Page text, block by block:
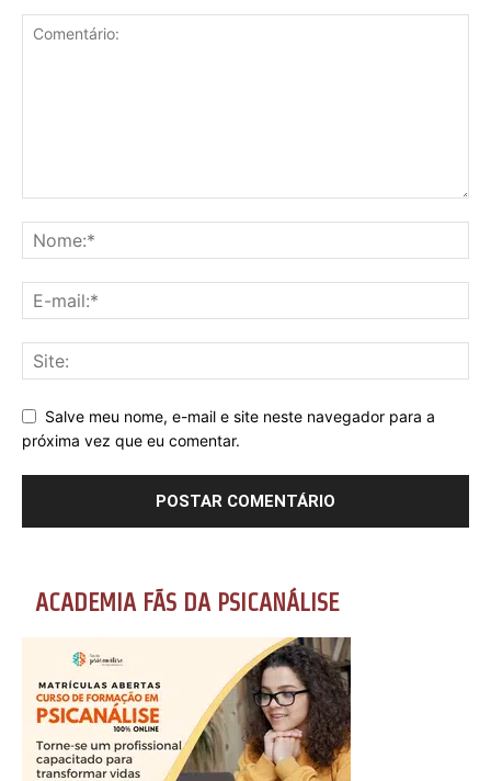
Salve meu nome, e-mail e site neste navegador para a
próxima vez que eu comentar.
ACADEMIA FÃS DA PSICANÁLISE